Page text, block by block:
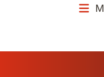
MENÜ